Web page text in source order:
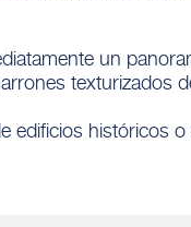
un
texturizados
edificios históricos